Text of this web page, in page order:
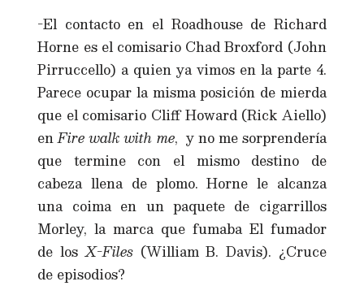
-El contacto en el Roadhouse de Richard
Horne es el comisario Chad Broxford (John
Pirruccello) a quien ya vimos en la parte 4.
Parece ocupar la misma posición de mierda
que el comisario Cliff Howard (Rick Aiello)
enFire walk with me, y no me sorprendería
que termine con el mismo destino de
cabeza llena de plomo. Horne le alcanza
una coima en un paquete de cigarrillos
Morley, la marca que fumaba El fumador
de losX-Files(William B. Davis). ¿Cruce
de episodios?